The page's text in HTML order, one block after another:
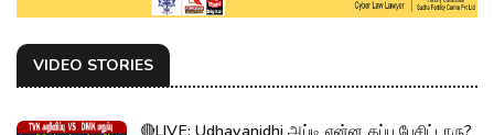
VIDEO STORIES